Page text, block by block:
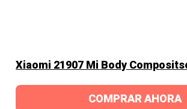
Xiaomi 21907 Mi Body
COMPRAR AHORA